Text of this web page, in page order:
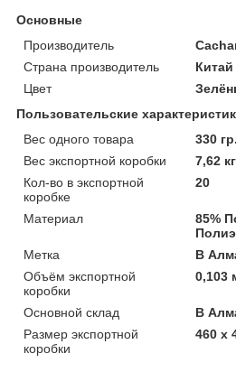
Основные
Производитель
Страна производитель
Китай
Цвет
Пользовательские
Вес одного товара
330 гр.
Вес экспортной коробки
7,62 кг
Кол-во в экспортной
коробке
20
Материал
85%
Метка
В
Объём экспортной
коробки
0,103
Основной склад
В
Размер экспортной
коробки
460 х